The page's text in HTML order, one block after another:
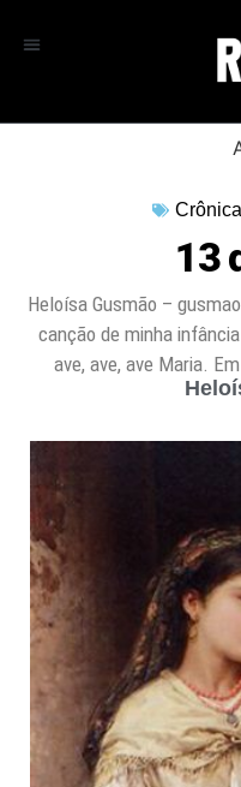
Crônica
13
Heloísa Gusmão –
canção de minha
ave, ave, ave Maria.